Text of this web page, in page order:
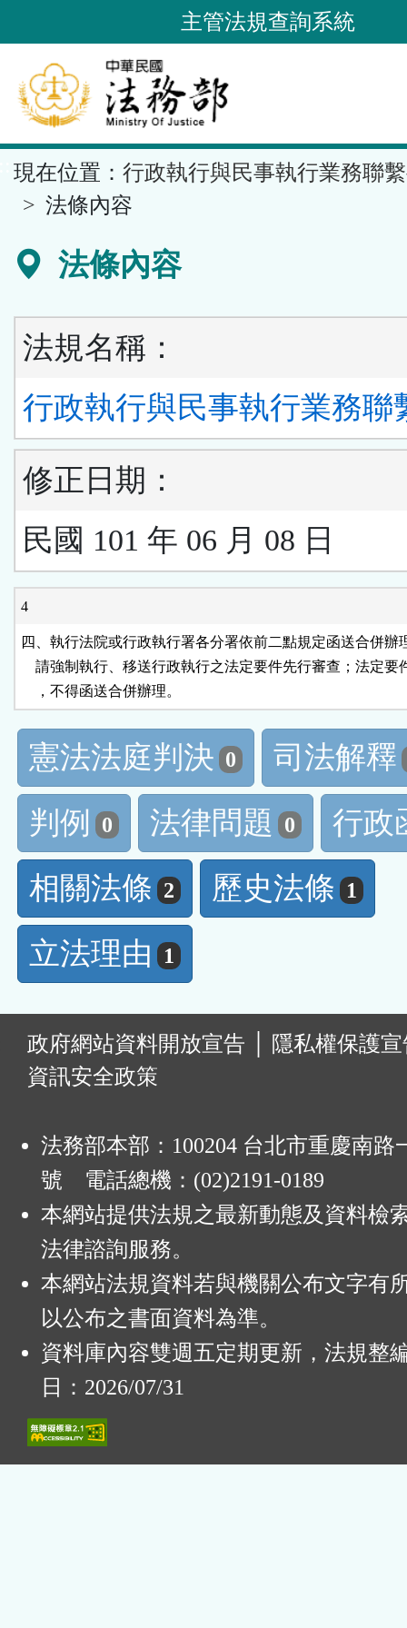
到
要
內
容
區
塊
主管法規查詢系統
現在位置： 行政執行與民事執行業務聯
法條內容
法條內容
法規名稱：
行政執行與民事執行業務聯
修正日期：
民國 101 年 06 月 08 日
4
四、執行法院或行政執行署各分署依前二點規定函送合併辦
請強制執行、移送行政執行之法定要件先行審查；法定要
    ，不得函送合併辦理。
憲法法庭判決 0
司法解釋
判例
0 法律問題 0
行政
相關法條 2 歷史法條 1
立法理由 1
政府網站資料開放宣告
隱私權保護
資訊安全政策
法務部本部：100204 台北市重慶南路
號 電話總機：(02)2191-0189
本網站提供法規之最新動態及資料檢
法律諮詢服務。
本網站法規資料若與機關公布文字有
以公布之書面資料為準。
資料庫內容雙週五定期更新，法規整
日：2026/07/31